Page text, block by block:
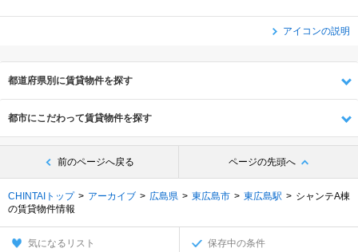
アイコンの説明
都道府県別に賃貸物件を探す
都市にこだわって賃貸物件を探す
前のページへ戻る ページの先頭へ
CHINTAIトップ アーカイブ 広島県 東広島市 東広島駅
シャンテA棟
の賃貸物件情報
気になるリスト 保存中の条件